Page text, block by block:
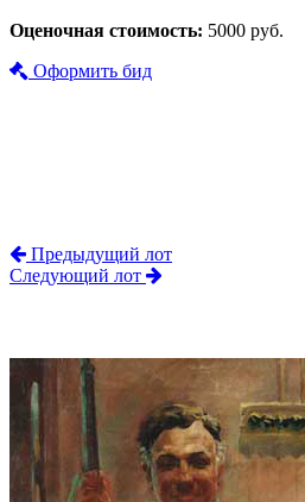
Оценочная стоимость: 5000 руб.
Оформить бид
Предыдущий лот
Следующий лот